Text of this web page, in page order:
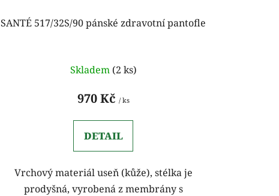
SANTÉ 517/32S/90 pánské zdravotní pantofle
Skladem (2 ks)
970 Kč / ks
DETAIL
Vrchový materiál useň (kůže), stélka je
prodyšná, vyrobená z membrány s